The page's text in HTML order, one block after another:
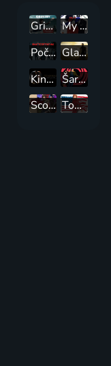
Grimsby
My Fair Lady
Počátek
Gladiátor
Kingsman: Tajná služba
Šaráda
Scott Pilgrim proti zbytku světa
Tootsie